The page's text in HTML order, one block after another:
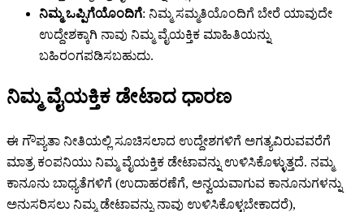
ನಿಮ್ಮ ಒಪ್ಪಿಗೆಯೊಂದಿಗೆ: ನಿಮ್ಮ ಸಮ್ಮತಿಯೊಂದಿಗೆ ಬೇರೆ ಯಾವುದೇ
ಉದ್ದೇಶಕ್ಕಾಗಿ ನಾವು ನಿಮ್ಮ ವೈಯಕ್ತಿಕ ಮಾಹಿತಿಯನ್ನು
ಬಹಿರಂಗಪಡಿಸಬಹುದು.
ನಿಮ್ಮ ವೈಯಕ್ತಿಕ ಡೇಟಾದ ಧಾರಣ
ಈ ಗೌಪ್ಯತಾ ನೀತಿಯಲ್ಲಿ ಸೂಚಿಸಲಾದ ಉದ್ದೇಶಗಳಿಗೆ ಅಗತ್ಯವಿರುವವರೆಗೆ
ಮಾತ್ರ ಕಂಪನಿಯು ನಿಮ್ಮ ವೈಯಕ್ತಿಕ ಡೇಟಾವನ್ನು ಉಳಿಸಿಕೊಳ್ಳುತ್ತದೆ. ನಮ್ಮ
ಕಾನೂನು ಬಾಧ್ಯತೆಗಳಿಗೆ (ಉದಾಹರಣೆಗೆ, ಅನ್ವಯವಾಗುವ ಕಾನೂನುಗಳನ್ನು
ಅನುಸರಿಸಲು ನಿಮ್ಮ ಡೇಟಾವನ್ನು ನಾವು ಉಳಿಸಿಕೊಳ್ಳಬೇಕಾದರೆ),